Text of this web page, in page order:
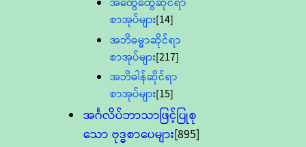
စာအုပ်များ[14]
အဘိဓမ္မာဆိုင်ရာ
စာအုပ်များ[217]
အဘိဓါန်ဆိုင်ရာ
စာအုပ်များ[15]
အင်္ဂလိပ်ဘာသာဖြင့်ပြုစု
သော ဗုဒ္ဓစာပေများ[895]